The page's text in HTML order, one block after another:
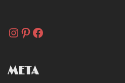
Instagram
Pinterest
Facebook
META